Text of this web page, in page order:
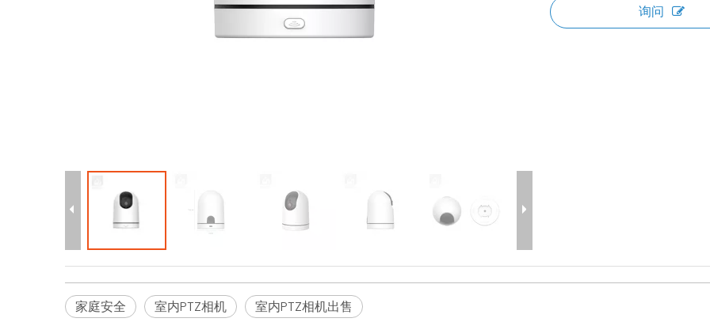
询问
家庭安全 室内PTZ相机 室内PTZ相机出售